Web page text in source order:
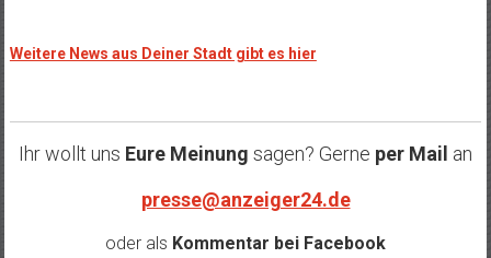
Weitere News aus Deiner Stadt gibt es hier
Ihr wollt uns Eure Meinung sagen? Gerne per Mail an
presse@anzeiger24.de
oder als Kommentar bei Facebook